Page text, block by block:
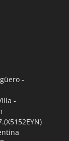
-
-